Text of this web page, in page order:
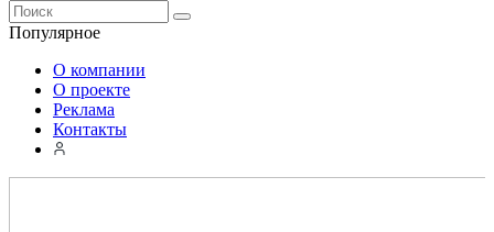
Популярное
О компании
О проекте
Реклама
Контакты